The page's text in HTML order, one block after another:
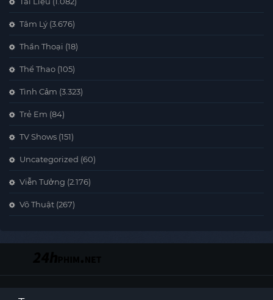
Tâm Lý (3.676)
Thần Thoại (18)
Thể Thao (105)
Tình Cảm (3.323)
Trẻ Em (84)
TV Shows (151)
Uncategorized (60)
Viễn Tưởng (2.176)
Võ Thuật (267)